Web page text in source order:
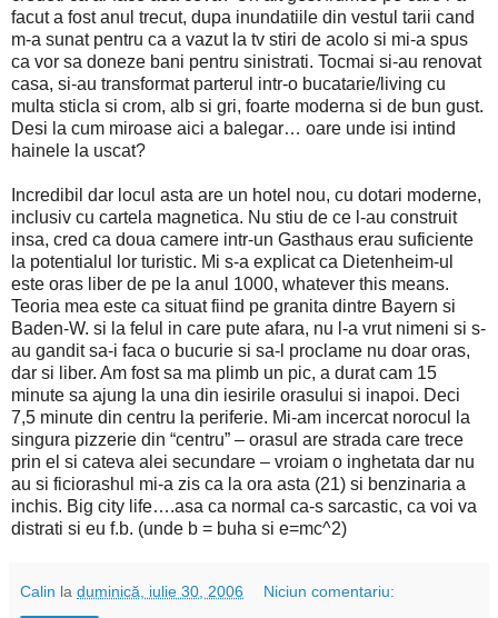
facut a fost anul trecut, dupa inundatiile din vestul tarii cand
m-a sunat pentru ca a vazut la tv stiri de acolo si mi-a spus
ca vor sa doneze bani pentru sinistrati. Tocmai si-au renovat
casa, si-au transformat parterul intr-o bucatarie/living cu
multa sticla si crom, alb si gri, foarte moderna si de bun gust.
Desi la cum miroase aici a balegar… oare unde isi intind
hainele la uscat?
Incredibil dar locul asta are un hotel nou, cu dotari moderne,
inclusiv cu cartela magnetica. Nu stiu de ce l-au construit
insa, cred ca doua camere intr-un Gasthaus erau suficiente
la potentialul lor turistic. Mi s-a explicat ca Dietenheim-ul
este oras liber de pe la anul 1000, whatever this means.
Teoria mea este ca situat fiind pe granita dintre Bayern si
Baden-W. si la felul in care pute afara, nu l-a vrut nimeni si s-
au gandit sa-i faca o bucurie si sa-l proclame nu doar oras,
dar si liber. Am fost sa ma plimb un pic, a durat cam 15
minute sa ajung la una din iesirile orasului si inapoi. Deci
7,5 minute din centru la periferie. Mi-am incercat norocul la
singura pizzerie din “centru” – orasul are strada care trece
prin el si cateva alei secundare – vroiam o inghetata dar nu
au si ficiorashul mi-a zis ca la ora asta (21) si benzinaria a
inchis. Big city life….asa ca normal ca-s sarcastic, ca voi va
distrati si eu f.b. (unde b = buha si e=mc^2)
Calin la duminică, iulie 30, 2006 Niciun comentariu: